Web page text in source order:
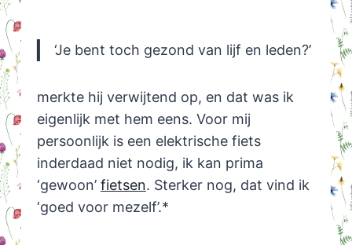
‘Je bent toch gezond van lijf en leden?’
merkte hij verwijtend op, en dat was ik
eigenlijk met hem eens. Voor mij
persoonlijk is een elektrische fiets
inderdaad niet nodig, ik kan prima
‘gewoon’ fietsen. Sterker nog, dat vind ik
‘goed voor mezelf’.*